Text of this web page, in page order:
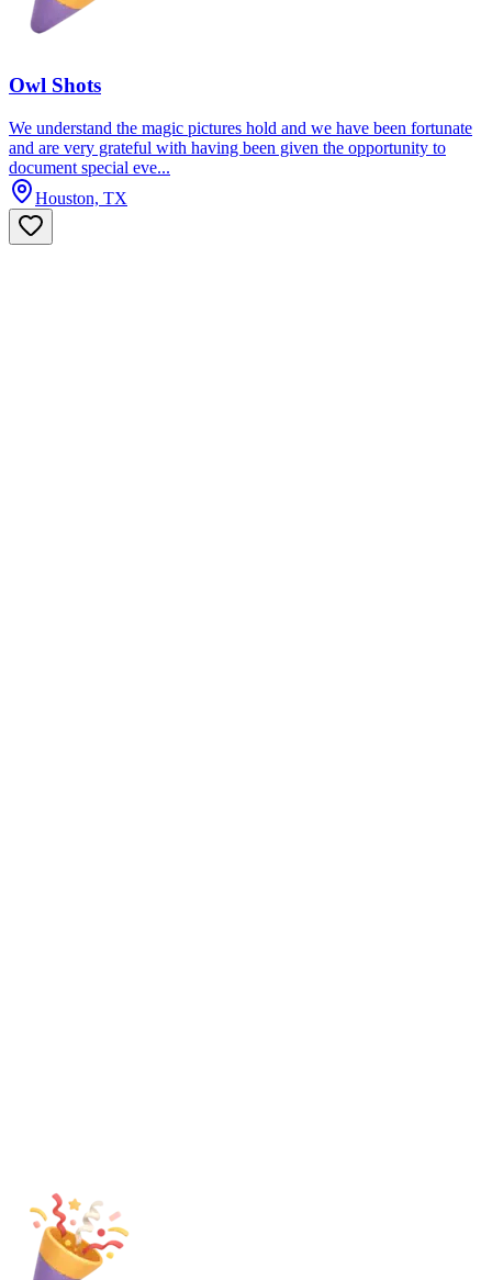
Owl Shots
We understand the magic pictures hold and we have been fortunate
and are very grateful with having been given the opportunity to
document special eve...
Houston, TX